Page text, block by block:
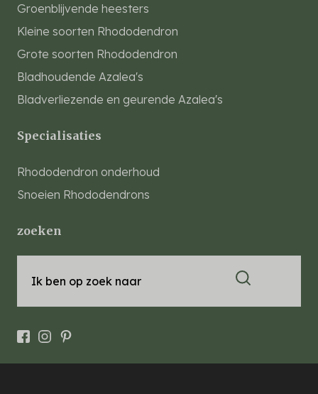
Groenblijvende heesters
Kleine soorten Rhododendron
Grote soorten Rhododendron
Bladhoudende Azalea's
Bladverliezende en geurende Azalea's
Specialisaties
Rhododendron onderhoud
Snoeien Rhododendrons
zoeken
Ik ben op zoek naar